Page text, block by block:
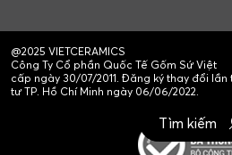
@2025 VIETCERAMICS
Công Ty Cổ phần Quốc Tế Gốm Sứ Việt
cấp ngày 30/07/2011. Đăng ký thay đổi
tư TP. Hồ Chí Minh ngày 06/06/2022.
Tìm kiếm